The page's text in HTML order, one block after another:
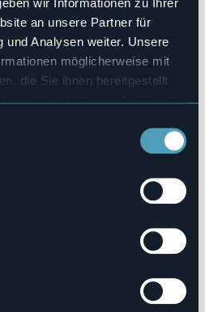
an unsere Partner für
und Analysen weiter. Unsere
möglicherweise mit
die Sie ihnen bereitgestellt
Ihrer Nutzung der Dienste